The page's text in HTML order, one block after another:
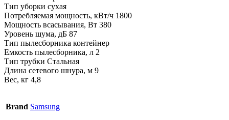
Тип уборки сухая
Потребляемая мощность, кВт/ч 1800
Мощность всасывания, Вт 380
Уровень шума, дБ 87
Тип пылесборника контейнер
Емкость пылесборника, л 2
Тип трубки Стальная
Длина сетевого шнура, м 9
Вес, кг 4,8
Brand Samsung